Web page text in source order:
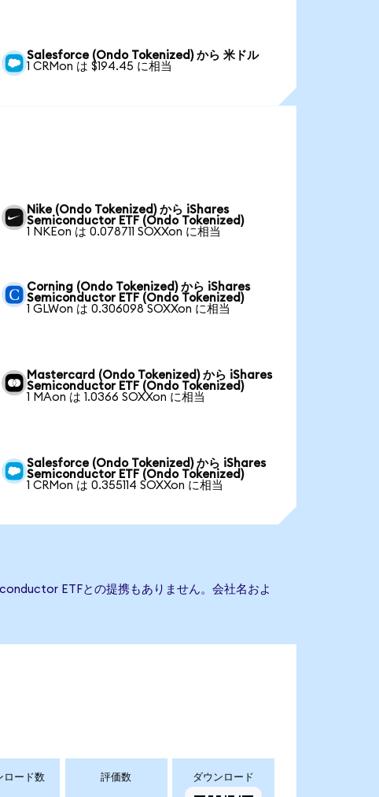
Salesforce (Ondo Tokenized) から 米ドル
1 CRMon は $194.45 に相当
Nike (Ondo Tokenized) から iShares
Semiconductor ETF (Ondo Tokenized)
1 NKEon は 0.078711 SOXXon に相当
Corning (Ondo Tokenized) から iShares
Semiconductor ETF (Ondo Tokenized)
1 GLWon は 0.306098 SOXXon に相当
Mastercard (Ondo Tokenized) から iShares
Semiconductor ETF (Ondo Tokenized)
1 MAon は 1.0366 SOXXon に相当
Salesforce (Ondo Tokenized) から iShares
Semiconductor ETF (Ondo Tokenized)
1 CRMon は 0.355114 SOXXon に相当
ETFとの提携もありません。会社名およ
ロード数 評価数 ダウンロード